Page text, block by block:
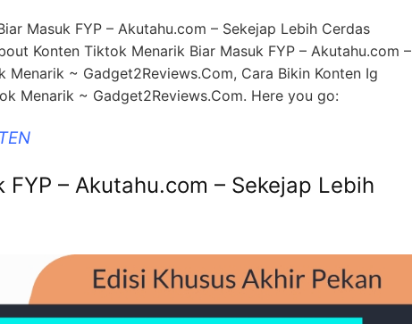
Masuk FYP – Akutahu.com – Sekejap Lebih Cerdas
Konten Tiktok Menarik Biar Masuk FYP – Akutahu.com –
~ Gadget2Reviews.Com, Cara Bikin Konten Ig
Menarik ~ Gadget2Reviews.Com. Here you go:
– Akutahu.com – Sekejap Lebih